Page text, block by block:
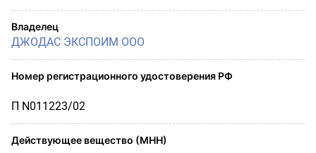
Владелец
ДЖОДАС ЭКСПОИМ ООО
Номер регистрационного удостоверения РФ
П N011223/02
Действующее вещество (МНН)